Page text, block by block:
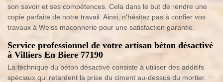
son savoir et ses compétences. Cela dans le but de rendre une
copie parfaite de notre travail. Ainsi, n'hésitez pas à confier vos
travaux à Weiss maconnerie pour une satisfaction garantie.
Service professionnel de votre artisan béton désactivé
à Villiers En Biere 77190
La technique du béton désactivé consiste à utiliser des additifs
spéciaux qui retardent la prise du ciment au-dessus du mortier.